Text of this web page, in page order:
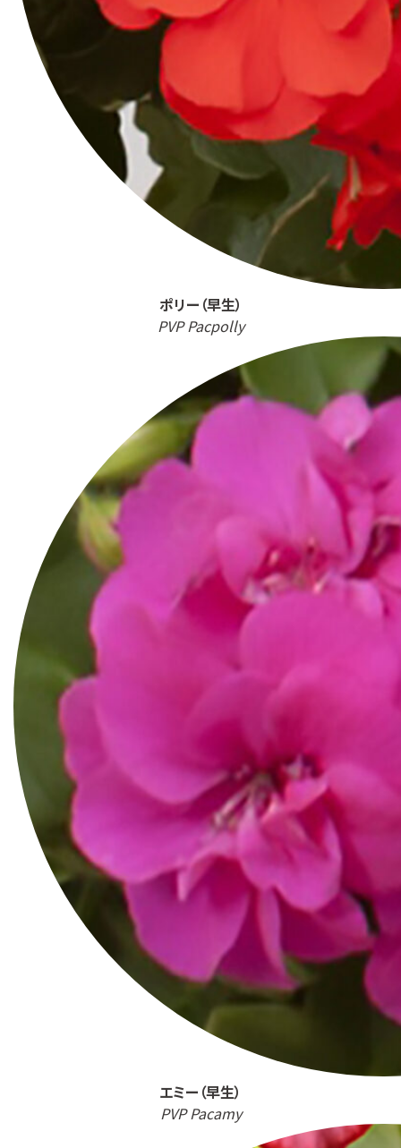
ポリー（早生）
PVP Pacpolly
エミー（早生）
PVP Pacamy